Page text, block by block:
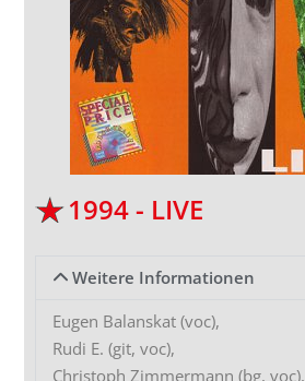
1994 - LIVE
Weitere Informationen
Eugen Balanskat (voc),
Rudi E. (git, voc),
Christoph Zimmermann (bg, voc),